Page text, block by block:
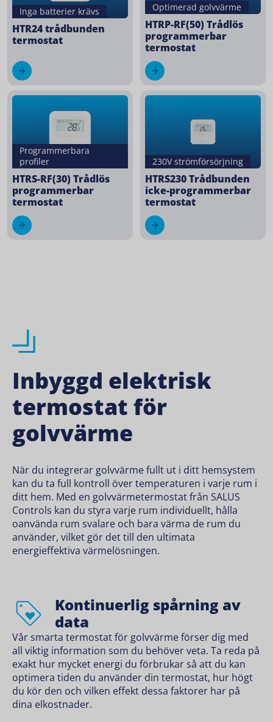
Inga batterier krävs
HTR24 trådbunden
termostat
Optimerad golvvärme
HTRP-RF(50) Trådlös
programmerbar
termostat
Programmerbara
profiler
HTRS-RF(30) Trådlös
programmerbar
termostat
230V strömförsörjning
HTRS230 Trådbunden
icke-programmerbar
termostat
Inbyggd elektrisk
termostat för
golvvärme
När du integrerar golvvärme fullt ut i ditt hemsystem
kan du ta full kontroll över temperaturen i varje rum i
ditt hem. Med en golvvärmetermostat från SALUS
Controls kan du styra varje rum individuellt, hålla
oanvända rum svalare och bara värma de rum du
använder, vilket gör det till den ultimata
energieffektiva värmelösningen.
Kontinuerlig spårning av
data
Vår smarta termostat för golvvärme förser dig med
all viktig information som du behöver veta. Ta reda på
exakt hur mycket energi du förbrukar så att du kan
optimera tiden du använder din termostat, hur högt
du kör den och vilken effekt dessa faktorer har på
dina elkostnader.